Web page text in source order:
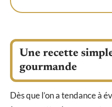
Une recette
gourmande
Dès que l’on a tendance à